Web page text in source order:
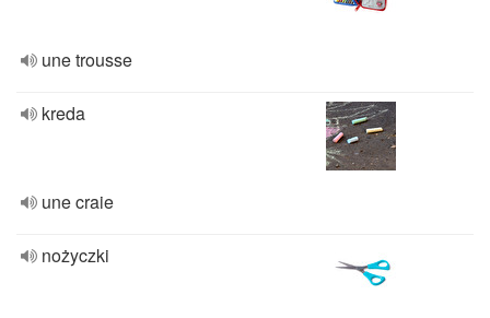
une trousse
kreda
une craie
nożyczki